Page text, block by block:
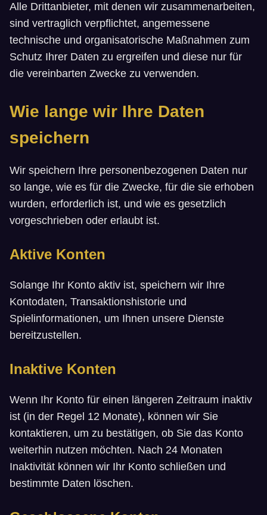
Alle Drittanbieter, mit denen wir zusammenarbeiten,
sind vertraglich verpflichtet, angemessene
technische und organisatorische Maßnahmen zum
Schutz Ihrer Daten zu ergreifen und diese nur für
die vereinbarten Zwecke zu verwenden.
Wie lange wir Ihre Daten
speichern
Wir speichern Ihre personenbezogenen Daten nur
so lange, wie es für die Zwecke, für die sie erhoben
wurden, erforderlich ist, und wie es gesetzlich
vorgeschrieben oder erlaubt ist.
Aktive Konten
Solange Ihr Konto aktiv ist, speichern wir Ihre
Kontodaten, Transaktionshistorie und
Spielinformationen, um Ihnen unsere Dienste
bereitzustellen.
Inaktive Konten
Wenn Ihr Konto für einen längeren Zeitraum inaktiv
ist (in der Regel 12 Monate), können wir Sie
kontaktieren, um zu bestätigen, ob Sie das Konto
weiterhin nutzen möchten. Nach 24 Monaten
Inaktivität können wir Ihr Konto schließen und
bestimmte Daten löschen.